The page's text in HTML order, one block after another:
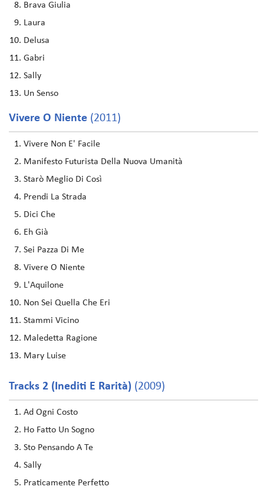
Brava Giulia
Laura
Delusa
Gabri
Sally
Un Senso
Vivere O Niente (2011)
Vivere Non E' Facile
Manifesto Futurista Della Nuova Umanità
Starò Meglio Di Così
Prendi La Strada
Dici Che
Eh Già
Sei Pazza Di Me
Vivere O Niente
L'Aquilone
Non Sei Quella Che Eri
Stammi Vicino
Maledetta Ragione
Mary Luise
Tracks 2 (Inediti E Rarità) (2009)
Ad Ogni Costo
Ho Fatto Un Sogno
Sto Pensando A Te
Sally
Praticamente Perfetto